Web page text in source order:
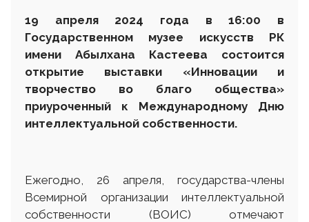
19 апреля 2024 года в 16:00 в
Государственном музее искусств РК
имени Абылхана Кастеева состоится
открытие выставки «Инновации и
творчество во благо общества»
приуроченный к Международному Дню
интеллектуальной собственности.
Ежегодно, 26 апреля, государства-члены
Всемирной организации интеллектуальной
собственности (ВОИС) отмечают